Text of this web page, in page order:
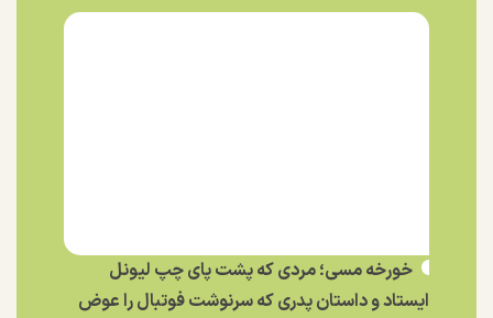
خورخه مسی؛ مردی که پشت پای چپ لیونل
ایستاد و داستان پدری که سرنوشت فوتبال را عوض